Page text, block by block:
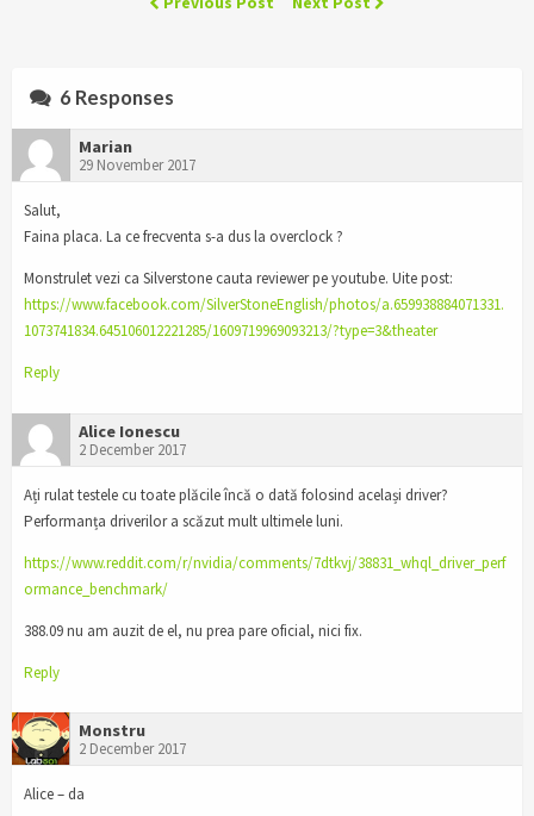
6 Responses
Marian
29 November 2017
Salut,
Faina placa. La ce frecventa s-a dus la overclock ?
Monstrulet vezi ca Silverstone cauta reviewer pe youtube. Uite post:
https://www.facebook.com/SilverStoneEnglish/photos/a.659938884071331.
1073741834.645106012221285/1609719969093213/?type=3&theater
Reply
Alice Ionescu
2 December 2017
Ați rulat testele cu toate plăcile încă o dată folosind același driver?
Performanța driverilor a scăzut mult ultimele luni.
https://www.reddit.com/r/nvidia/comments/7dtkvj/38831_whql_driver_perf
ormance_benchmark/
388.09 nu am auzit de el, nu prea pare oficial, nici fix.
Reply
Monstru
2 December 2017
Alice – da